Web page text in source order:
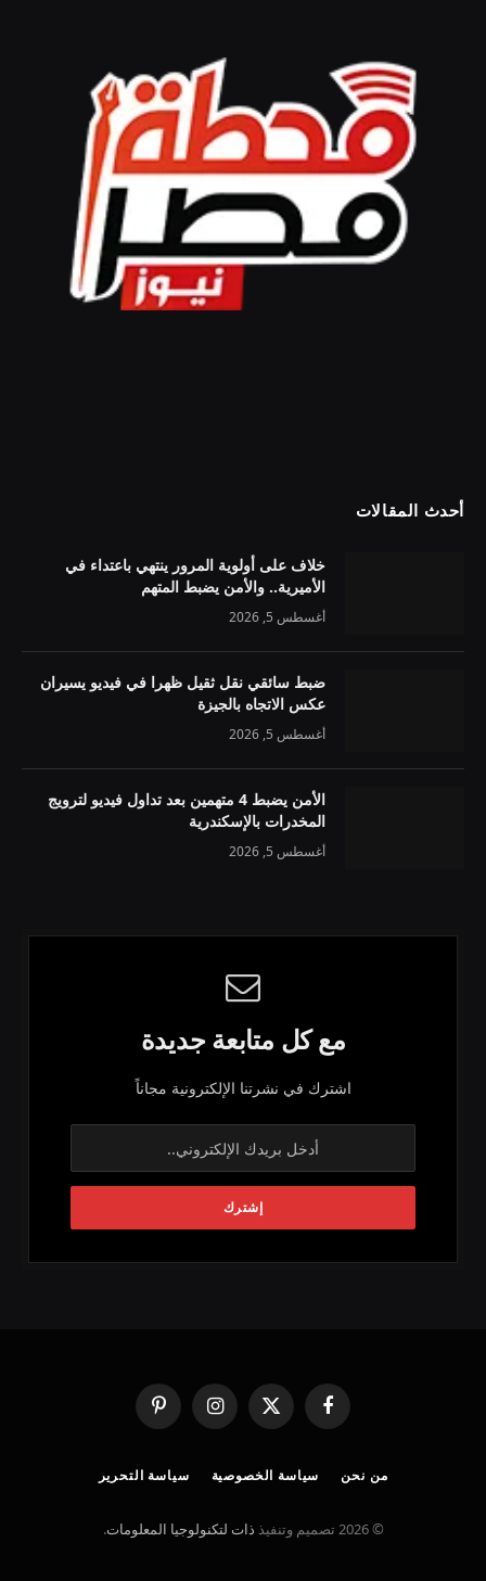
أحدث المقالات
خلاف على أولوية المرور ينتهي باعتداء في
الأميرية.. والأمن يضبط المتهم
أغسطس 5, 2026
ضبط سائقي نقل ثقيل ظهرا في فيديو يسيران
عكس الاتجاه بالجيزة
أغسطس 5, 2026
الأمن يضبط 4 متهمين بعد تداول فيديو لترويج
المخدرات بالإسكندرية
أغسطس 5, 2026
مع كل متابعة جديدة
اشترك في نشرتنا الإلكترونية مجاناً
فيسبوك
X
(Twitter)
الانستغرامبينتيريست
من نحن سياسة الخصوصية سياسة التحرير
© 2026 تصميم وتنفيذ ذات لتكنولوجيا المعلومات.